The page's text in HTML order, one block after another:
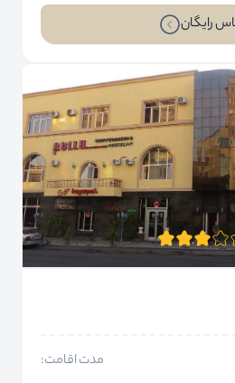
رایگان
مدت اقامت: